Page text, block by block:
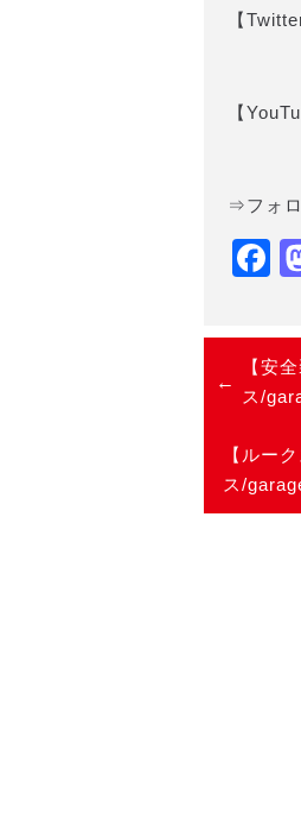
【
【
⇒フォ
【安
ス/
【ルー
ス/